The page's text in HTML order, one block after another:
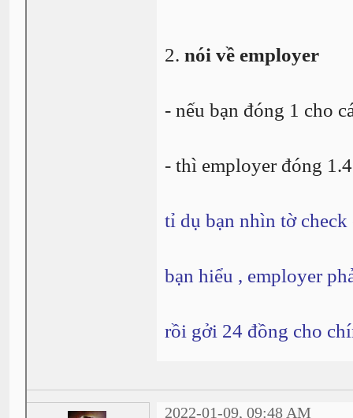
2. nói về employer
- nếu bạn đóng 1 cho
- thì employer đóng
tỉ dụ bạn nhìn tờ
bạn hiểu , employer
rồi gởi 24 đồng cho
2022-01-09, 09:48 AM